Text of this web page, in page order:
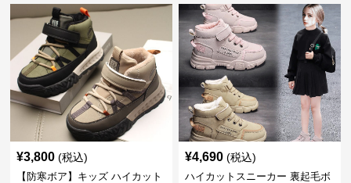
¥3,800 (税込)
【防寒ボア】キッズ ハイカット
¥4,690 (税込)
ハイカットスニーカー 裏起毛ボ